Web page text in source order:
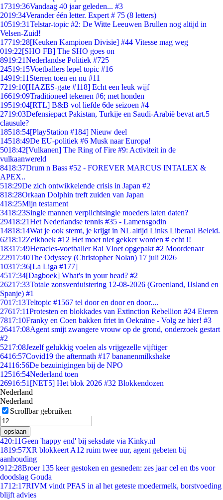
17319:36Vandaag 40 jaar geleden... #3
2019:34Verander één letter. Expert # 75 (8 letters)
10519:31Telstar-topic #2: De Witte Leeuwen Brullen nog altijd in
Velsen-Zuid!
17719:28[Keuken Kampioen Divisie] #44 Vitesse mag weg
019:22[SHO FB] The SHO goes on
8919:21Nederlandse Politiek #725
24519:15Voetballers lepel topic #16
14919:11 Sterren toen en nu #11
7219:10[HAZES-gate #118] Echt een leuk wijf
16619:09Traditioneel tekenen #6; met honden
19519:04[RTL] B&B vol liefde 6de seizoen #4
2719:03Defensiepact Pakistan, Turkije en Saudi-Arabië bevat art.5
clausule?
18518:54[PlayStation #184] Nieuw deel
14518:49De EU-politiek #6 Musk naar Europa!
5018:42[Vulkanen] The Ring of Fire #9: Activiteit in de
vulkaanwereld
8418:37Drum n Bass #52 - FOREVER MARCUS INTALEX &
APEX..
518:29De zich ontwikkelende crisis in Japan #2
818:28Orkaan Dolphin treft zuiden van Japan
418:25Mijn testament
3418:23Single mannen verplichtsingle moeders laten daten?
29418:21Het Nederlandse tennis #35 - Lamensgodin
14818:14Wat je ook stemt, je krijgt in NL altijd Links Liberaal Beleid.
6218:12Zeikhoek #12 Het moet niet gekker worden # echt !!
18317:49Heracles-voetballer Rai Vloet opgepakt #2 Moordenaar
22917:40The Odyssey (Christopher Nolan) 17 juli 2026
10317:36[La Liga #177]
4517:34[Dagboek] What's in your head? #2
26217:33Totale zonsverduistering 12-08-2026 (Groenland, IJsland en
Spanje) #1
7017:13Teltopic #1567 tel door en door en door....
27617:11Protesten en blokkades van Extinction Rebellion #24 Eieren
7817:10Franky en Coen bakken friet in Oekraïne - Volg ze hier! #3
26417:08Agent smijt zwangere vrouw op de grond, onderzoek gestart
#2
5217:08Jezelf gelukkig voelen als vrijgezelle vijftiger
6416:57Covid19 the aftermath #17 bananenmilkshake
24116:56De bezuinigingen bij de NPO
12516:54Nederland toen
26916:51 [NET5] Het blok 2026 #32 Blokkendozen
Nederland
Nederland
Scrollbar gebruiken
opslaan
420:11Geen 'happy end' bij seksdate via Kinky.nl
1819:57XR blokkeert A12 ruim twee uur, agent gebeten bij
aanhouding
912:28Broer 135 keer gestoken en gesneden: zes jaar cel en tbs voor
doodslag Gouda
1712:17RIVM vindt PFAS in al het geteste moedermelk, borstvoeding
blijft advies